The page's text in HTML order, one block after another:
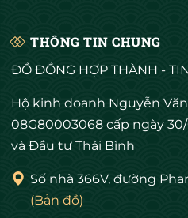
THÔNG TIN CHUNG
ĐỒ ĐỒNG HỢP THÀNH -
Hộ kinh doanh Nguyễn Văn
08G80003068 cấp ngày
và Đầu tư Thái Bình
Số nhà 366V, đường
(Bản đồ)